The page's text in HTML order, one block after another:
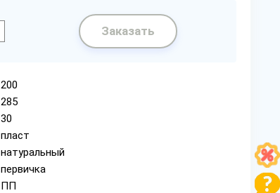
Заказать
200
285
30
пласт
натуральный
первичка
ПП